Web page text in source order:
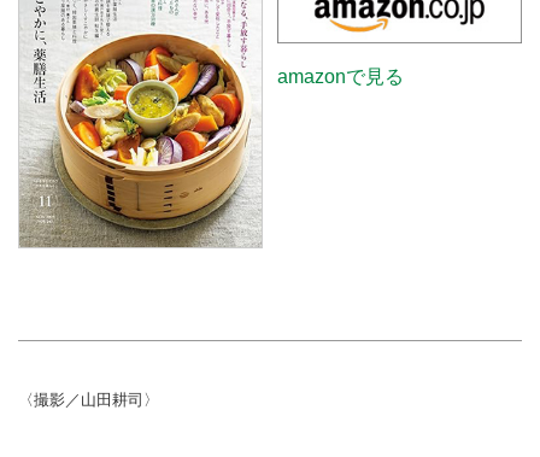
amazonで見る
〈撮影／山田耕司〉